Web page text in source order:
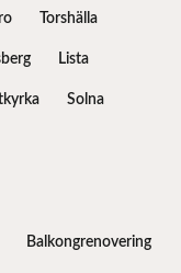
Torshälla
Lista
Solna
Balkongrenovering